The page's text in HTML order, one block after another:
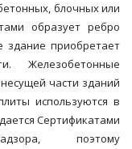
блочных или
образует ребро
здание приобретает
Железобетонные
части зданий
используются в
Сертификатами
надзора, поэтому